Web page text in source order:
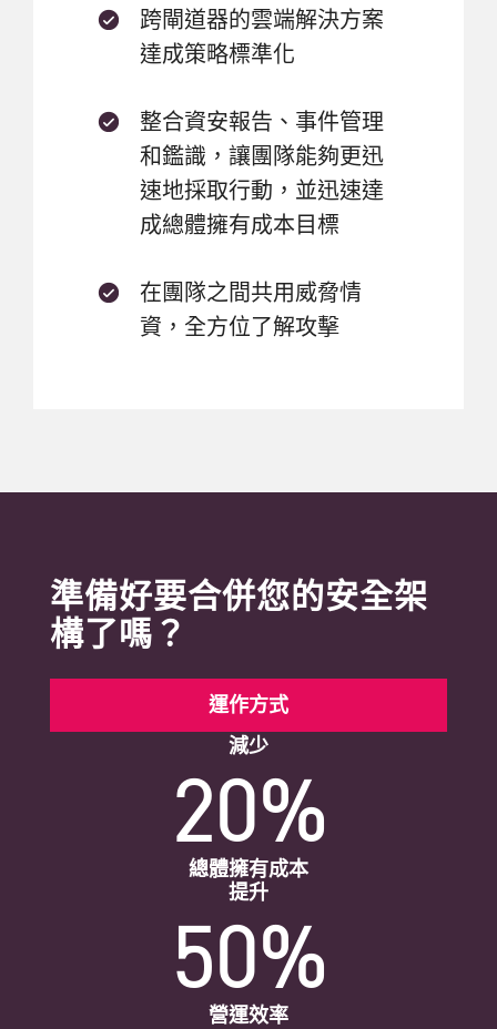
跨閘道器的雲端解決方案
達成策略標準化
整合資安報告、事件管理
和鑑識，讓團隊能夠更迅
速地採取行動，並迅速達
成總體擁有成本目標
在團隊之間共用威脅情
資，全方位了解攻擊
準備好要合併您的安全架
構了嗎？
運作方式
減少
20%
總體擁有成本
提升
50%
營運效率